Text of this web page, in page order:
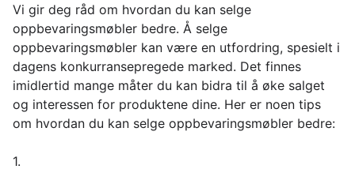
Vi gir deg råd om hvordan du kan selge
oppbevaringsmøbler bedre. Å selge
oppbevaringsmøbler kan være en utfordring, spesielt i
dagens konkurransepregede marked. Det finnes
imidlertid mange måter du kan bidra til å øke salget
og interessen for produktene dine. Her er noen tips
om hvordan du kan selge oppbevaringsmøbler bedre:
1.